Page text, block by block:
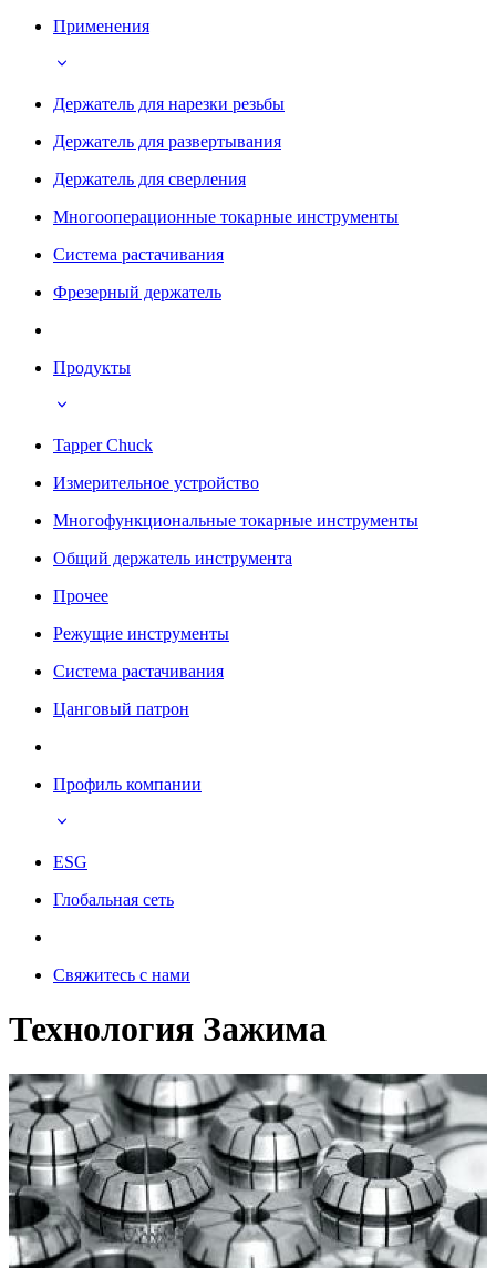
Применения
Держатель для нарезки резьбы
Держатель для развертывания
Держатель для сверления
Многооперационные токарные инструменты
Система растачивания
Фрезерный держатель
Продукты
Tapper Chuck
Измерительное устройство
Многофункциональные токарные инструменты
Общий держатель инструмента
Прочее
Режущие инструменты
Система растачивания
Цанговый патрон
Профиль компании
ESG
Глобальная сеть
Свяжитесь с нами
Технология Зажима